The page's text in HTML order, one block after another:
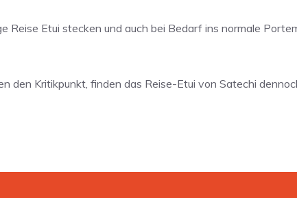
Reise Etui stecken und auch bei Bedarf ins normale
den Kritikpunkt, finden das Reise-Etui von Satechi